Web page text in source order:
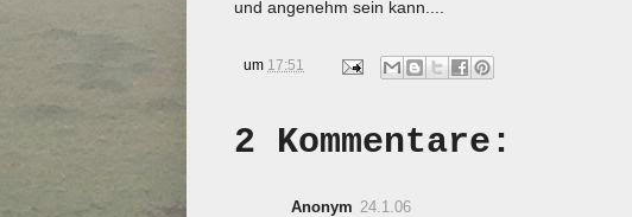
und angenehm sein kann....
um 17:51
2 Kommentare:
Anonym 24.1.06